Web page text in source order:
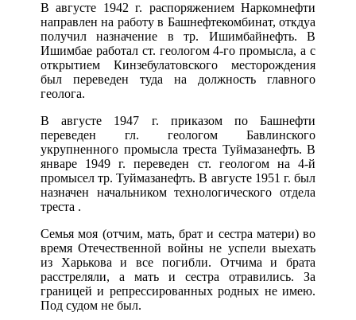
В августе 1942 г. распоряжением Наркомнефти
направлен на работу в Башнефтекомбинат, откдуа
получил назначение в тр. Ишимбайнефть. В
Ишимбае работал ст. геологом 4-го промысла, а с
открытием Кинзебулатовского месторождения
был переведен туда на должность главного
геолога.
В августе 1947 г. приказом по Башнефти
переведен гл. геологом Бавлинского
укрупненного промысла треста Туймазанефть. В
январе 1949 г. переведен ст. геологом на 4-й
промысел тр. Туймазанефть. В августе 1951 г. был
назначен начальником технологического отдела
треста .
Семья моя (отчим, мать, брат и сестра матери) во
время Отечественной войны не успели выехать
из Харькова и все погибли. Отчима и брата
расстреляли, а мать и сестра отравились. За
границей и репрессированных родных не имею.
Под судом не был.